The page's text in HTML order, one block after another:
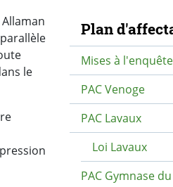
le
Plan
Mises à l'enquête
PAC Venoge
PAC Lavaux
Loi Lavaux
PAC Gymnase